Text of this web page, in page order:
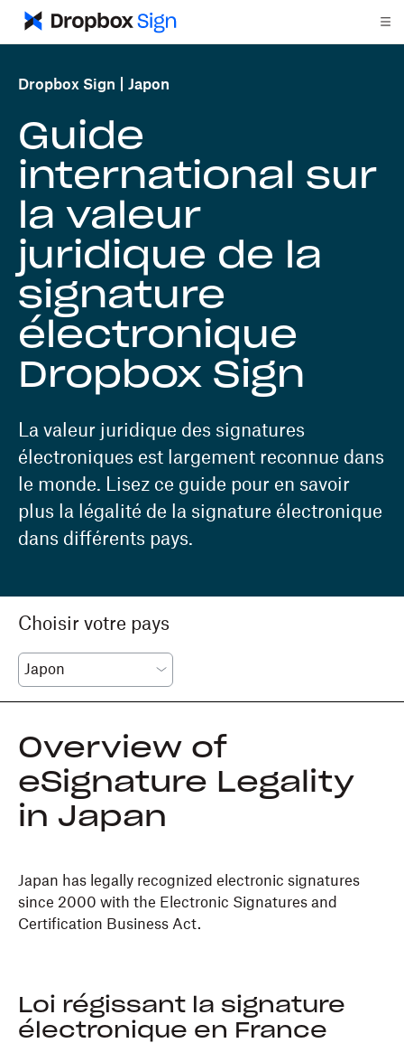
Dropbox Sign Japon
Guide
international sur
la valeur
juridique de la
signature
électronique
Dropbox Sign
La valeur juridique des signatures
électroniques est largement reconnue dans
le monde. Lisez ce guide pour en savoir
plus la légalité de la signature électronique
dans différents pays.
Choisir votre pays
Overview of
eSignature Legality
in Japan
Japan has legally recognized electronic signatures
since 2000 with the Electronic Signatures and
Certification Business Act.
Loi régissant la signature
électronique en France